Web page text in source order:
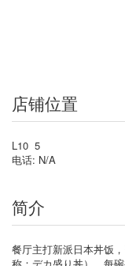
店铺位置
L10 5
电话: N/A
简介
餐厅主打新派日本丼饭